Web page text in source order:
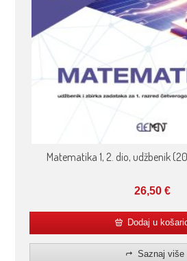
Matematika 1, 2. dio, udžbenik
26,50 €
Dodaj u
Saznaj više